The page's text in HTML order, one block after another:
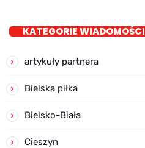
KATEGORIE WIADOMOŚCI
artykuły partnera
Bielska piłka
Bielsko-Biała
Cieszyn